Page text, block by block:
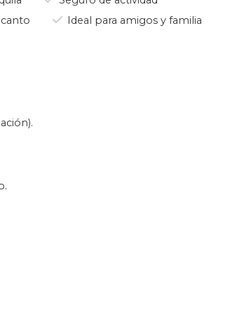
y obtienen su
grandes del
Ideal para amigos y familia